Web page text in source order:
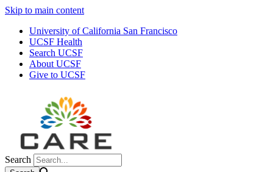
Skip to main content
University of California San Francisco
UCSF Health
Search UCSF
About UCSF
Give to UCSF
Search